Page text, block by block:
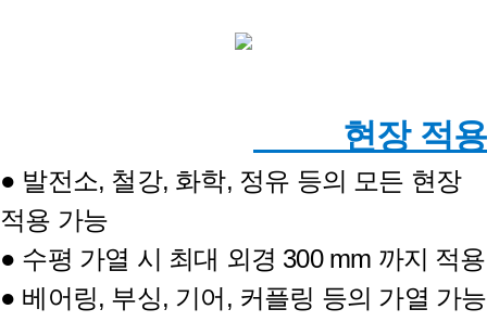
현장 적용
● 발전소, 철강, 화학, 정유 등의 모든 현장
적용 가능
● 수평 가열 시 최대 외경 300 mm 까지 적용
● 베어링, 부싱, 기어, 커플링 등의 가열 가능